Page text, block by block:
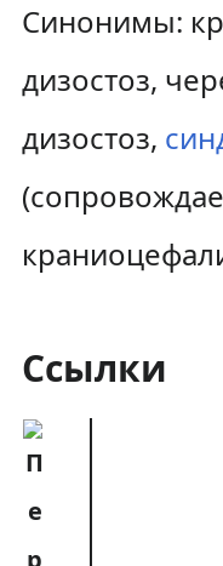
Синонимы:
дизостоз,
дизостоз,
Ссылки